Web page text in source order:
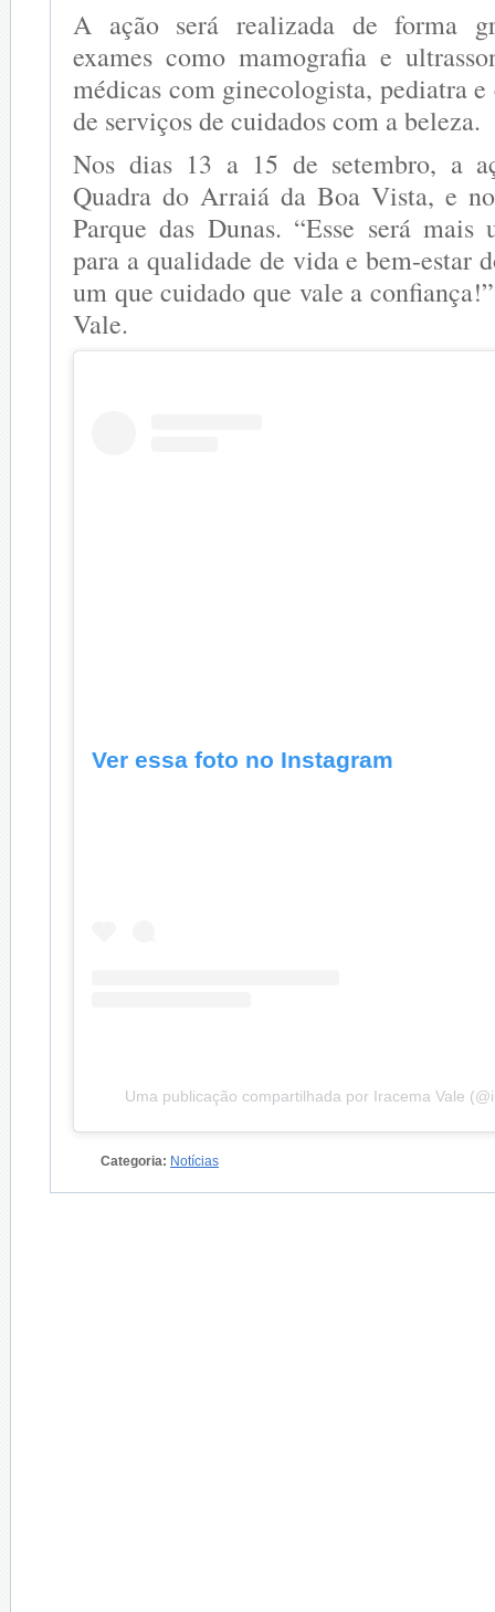
A ação será realizada de forma
exames como mamografia e
médicas com ginecologista, pediatra
de serviços de cuidados com a beleza.
Nos dias 13 a 15 de setembro, a
Quadra do Arraiá da Boa Vista, e
Parque das Dunas. “Esse será mais
para a qualidade de vida e bem-estar
um que cuidado que vale a
Vale.
Ver essa foto no Instagram
Uma publicação compartilhada por Iracema Vale
Categoria: Notícias